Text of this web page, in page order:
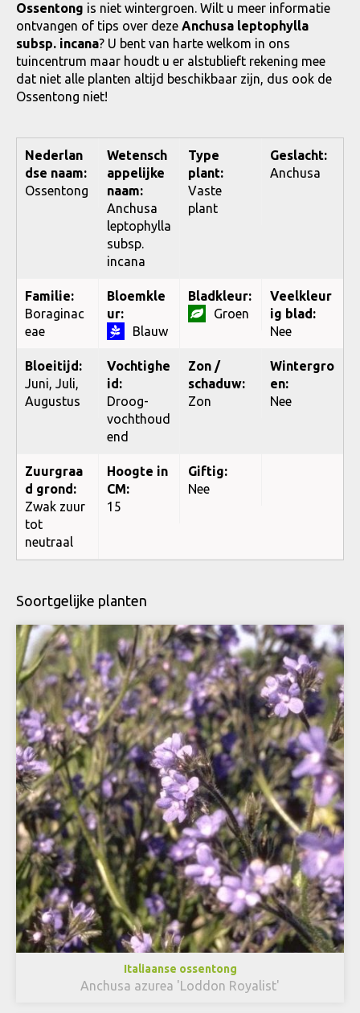
Ossentong is niet wintergroen. Wilt u meer informatie
ontvangen of tips over deze Anchusa leptophylla
subsp. incana? U bent van harte welkom in ons
tuincentrum maar houdt u er alstublieft rekening mee
dat niet alle planten altijd beschikbaar zijn, dus ook de
Ossentong niet!
Nederlan
dse naam:
Ossentong
Wetensch
appelijke
naam:
Anchusa
leptophylla
subsp.
incana
Type
plant:
Vaste
plant
Geslacht:
Anchusa
Familie:
Boraginac
eae
Bloemkle
ur:
Blauw
Bladkleur:
Groen
Veelkleur
ig blad:
Nee
Bloeitijd:
Juni, Juli,
Augustus
Vochtighe
id:
Droog-
vochthoud
end
Zon /
schaduw:
Zon
Wintergro
en:
Nee
Zuurgraa
d grond:
Zwak zuur
tot
neutraal
Hoogte in
CM:
15
Giftig:
Nee
Soortgelijke planten
Italiaanse ossentong
Anchusa azurea 'Loddon Royalist'